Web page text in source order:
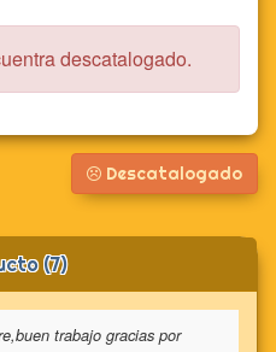
descatalogado.
Descatalogado
(7)
trabajo gracias por